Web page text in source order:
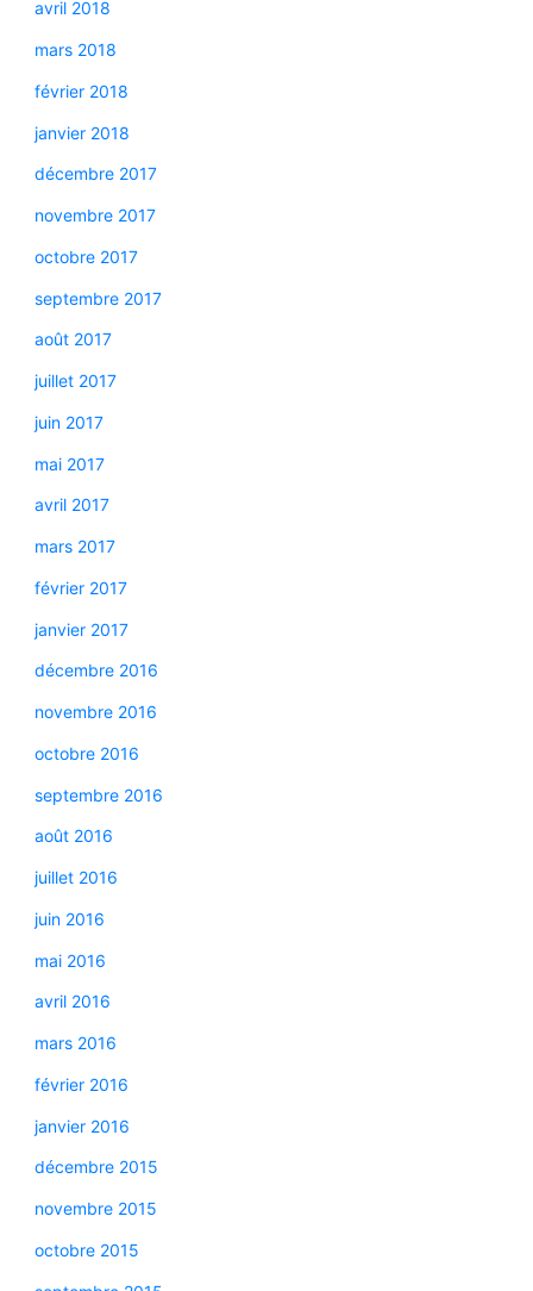
avril 2018
mars 2018
février 2018
janvier 2018
décembre 2017
novembre 2017
octobre 2017
septembre 2017
août 2017
juillet 2017
juin 2017
mai 2017
avril 2017
mars 2017
février 2017
janvier 2017
décembre 2016
novembre 2016
octobre 2016
septembre 2016
août 2016
juillet 2016
juin 2016
mai 2016
avril 2016
mars 2016
février 2016
janvier 2016
décembre 2015
novembre 2015
octobre 2015